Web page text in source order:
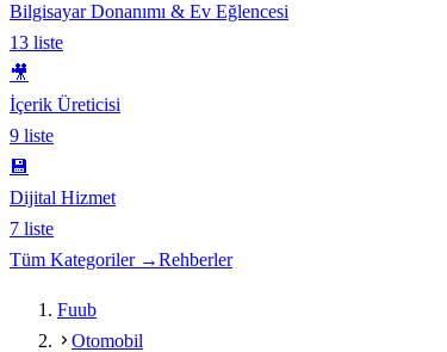
Bilgisayar Donanımı & Ev Eğlencesi
13 liste
🎥
İçerik Üreticisi
9 liste
💾
Dijital Hizmet
7 liste
Tüm Kategoriler →Rehberler
Fuub
Otomobil